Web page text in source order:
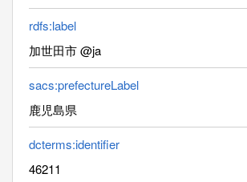
rdfs:label
加世田市 @ja
sacs:prefectureLabel
鹿児島県
dcterms:identifier
46211